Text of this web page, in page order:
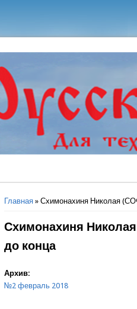
Вы здесь
Главная » Схимонахиня Николая
Схимонахиня
до конца
Архив:
№2 февраль 2018